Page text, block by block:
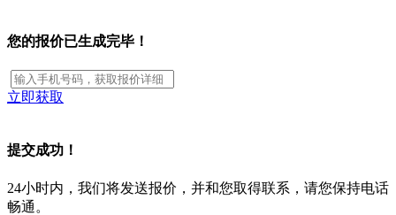
您的报价已生成完毕！
立即获取
提交成功！
24小时内，我们将发送报价，并和您取得联系，请您保持电话
畅通。